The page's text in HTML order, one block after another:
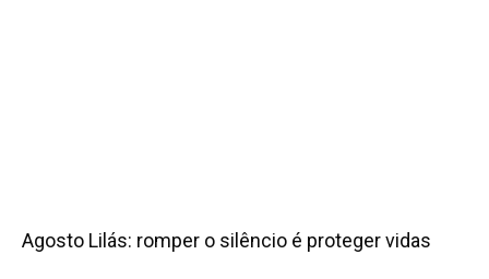
Agosto Lilás: romper o silêncio é proteger vidas